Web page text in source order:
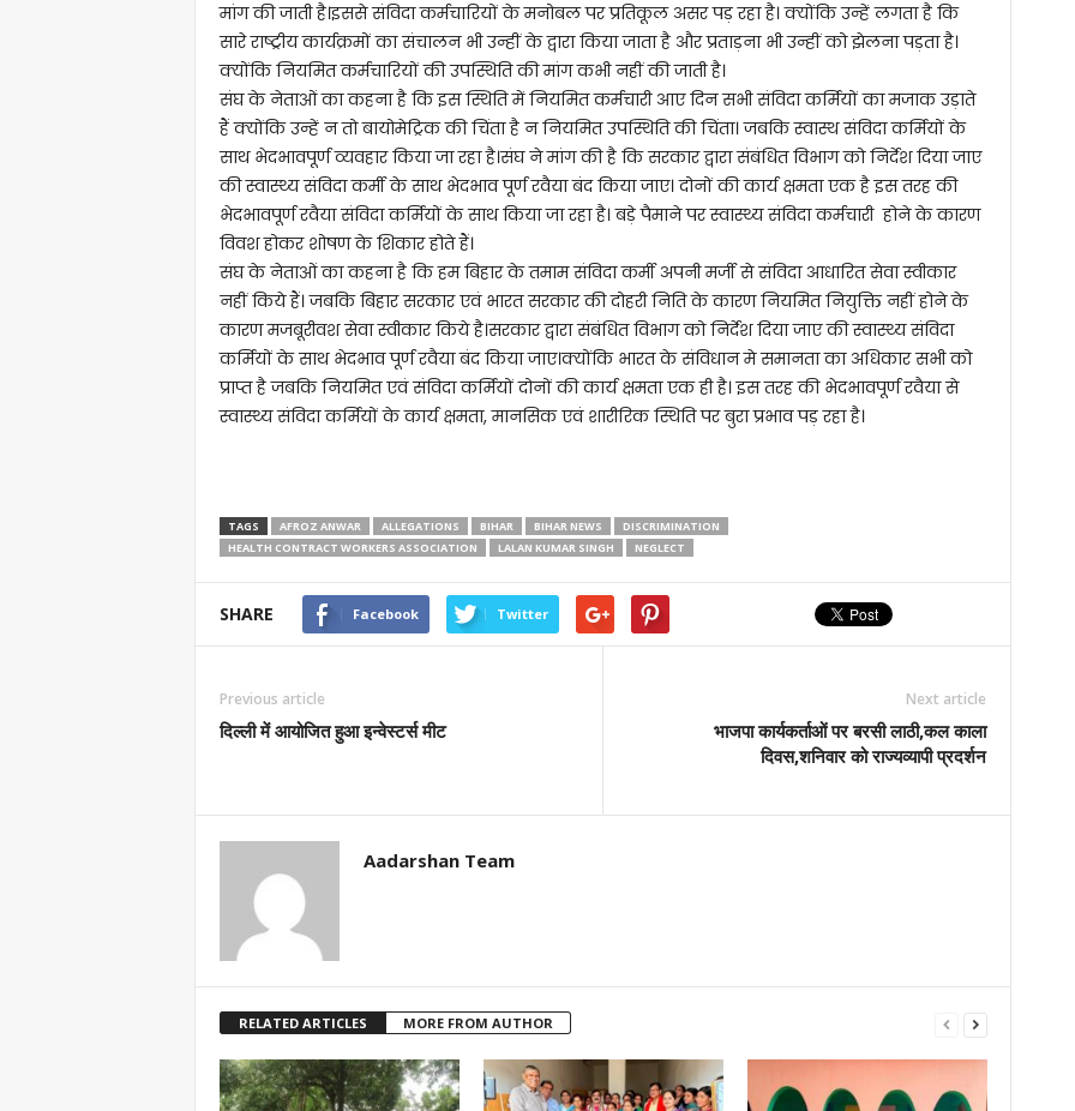
मांग की जाती है।इससे संविदा कर्मचारियों के मनोबल पर प्रतिकूल असर पड़ रहा है। क्योंकि उन्हें लगता है कि
सारे राष्ट्रीय कार्यक्रमों का संचालन भी उन्हीं के द्वारा किया जाता है और प्रताड़ना भी उन्हीं को झेलना पड़ता है।
क्योंकि नियमित कर्मचारियों की उपस्थिति की मांग कभी नहीं की जाती है।
संघ के नेताओं का कहना है कि इस स्थिति में नियमित कर्मचारी आए दिन सभी संविदा कर्मियों का मजाक उड़ाते
हैं क्योंकि उन्हें न तो बायोमेट्रिक की चिंता है न नियमित उपस्थिति की चिंता। जबकि स्वास्थ संविदा कर्मियों के
साथ भेदभावपूर्ण व्यवहार किया जा रहा है।संघ ने मांग की है कि सरकार द्वारा संबंधित विभाग को निर्देश दिया जाए
की स्वास्थ्य संविदा कर्मी के साथ भेदभाव पूर्ण रवैया बंद किया जाए। दोनों की कार्य क्षमता एक है इस तरह की
भेदभावपूर्ण रवैया संविदा कर्मियों के साथ किया जा रहा है। बड़े पैमाने पर स्वास्थ्य संविदा कर्मचारी होने के कारण
विवश होकर शोषण के शिकार होते हैं।
संघ के नेताओं का कहना है कि हम बिहार के तमाम संविदा कर्मी अपनी मर्जी से संविदा आधारित सेवा स्वीकार
नहीं किये हैं। जबकि बिहार सरकार एवं भारत सरकार की दोहरी निति के कारण नियमित नियुक्ति नहीं होने के
कारण मजबूरीवश सेवा स्वीकार किये है।सरकार द्वारा संबंधित विभाग को निर्देश दिया जाए की स्वास्थ्य संविदा
कर्मियों के साथ भेदभाव पूर्ण रवैया बंद किया जाए।क्योंकि भारत के संविधान मे समानता का अधिकार सभी को
प्राप्त है जबकि नियमित एवं संविदा कर्मियों दोनों की कार्य क्षमता एक ही है। इस तरह की भेदभावपूर्ण रवैया से
स्वास्थ्य संविदा कर्मियों के कार्य क्षमता, मानसिक एवं शारीरिक स्थिति पर बुरा प्रभाव पड़ रहा है।
TAGS AFROZ ANWAR ALLEGATIONS BIHAR BIHAR NEWS
DISCRIMINATION
HEALTH CONTRACT WORKERS ASSOCIATION
LALAN KUMAR SINGH NEGLECT
SHARE Facebook Twitter
Previous article
दिल्ली में आयोजित हुआ इन्वेस्टर्स मीट
Next article
भाजपा कार्यकर्ताओं पर बरसी लाठी,कल काला
दिवस,शनिवार को राज्यव्यापी प्रदर्शन
Aadarshan Team
RELATED ARTICLES MORE FROM AUTHOR